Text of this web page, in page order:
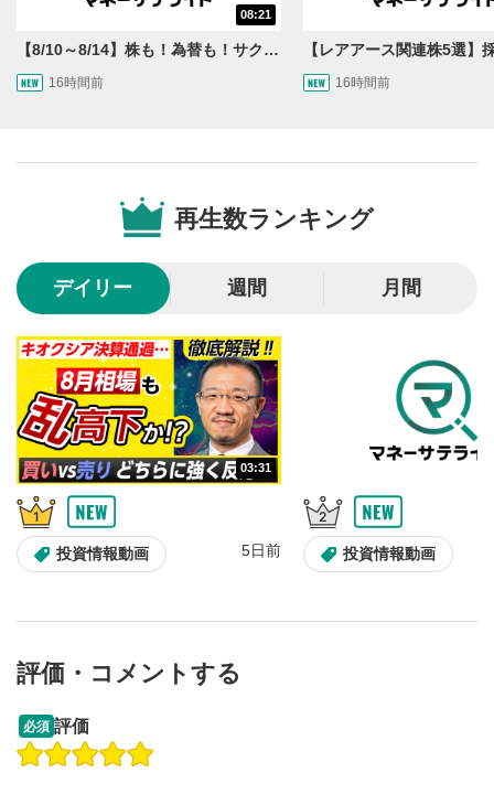
再生位置を示しています。再生したい位置をクリック
するとその位置から動画が再生されます。
スライダーを上下すると音量が調整できます。
8
全画面表示
動画が全画面で表示されます。再度クリックすると元
のサイズに戻ります。
08:21
【8/10～8/14】株も！為替も！サクッと！来週のマーケット見通し＜Next View＞
16時間前 16時間前
再生数ランキング
デイリー 週間 月間
03:31
投資情報動画 5日前 投資情報動画
操作説明動画
評価・コメントする
必須 評価